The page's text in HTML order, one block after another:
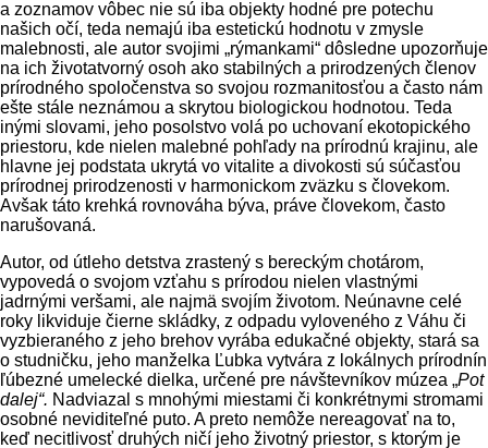
a zoznamov vôbec nie sú iba objekty hodné pre potechu
našich očí, teda ne­majú iba estetickú hodnotu v zmysle
malebnosti, ale autor svojimi „rýmankami“ dôsledne upo­zorňuje
na ich životatvorný osoh ako stabilných a prirodzených členov
prírodného spoločenstva so svojou rozmanitosťou a často nám
ešte stále neznámou a skrytou biologickou hodnotou. Teda
inými slovami, jeho posolstvo volá po uchovaní ekotopického
priestoru, kde nielen malebné po­hľady na prírodnú krajinu, ale
hlavne jej podstata ukrytá vo vitalite a divokosti sú súčasťou
prírod­nej prirodzenosti v harmonickom zväzku s člove­kom.
Avšak táto krehká rovnováha býva, prá­ve človekom, často
narušovaná.
Autor, od útleho detstva zrastený s bereckým chotárom,
vypovedá o svojom vzťahu s prírodou nielen vlastnými
jadrnými veršami, ale najmä svojím životom. Neúnavne celé
roky likviduje čierne skládky, z odpadu vyloveného z Váhu či
vyzbieraného z jeho brehov vyrába edukačné objekty, stará sa
o studničku, jeho manželka Ľubka vytvára z lo­kálnych prírodnín
ľúbezné umelecké dielka, urče­né pre návštevníkov múzea „Pot
dalej“. Nadviazal s mnohými miestami či konkrétnymi stromami
osobné neviditeľné puto. A preto nemôže nerea­govať na to,
keď necitlivosť druhých ničí jeho ži­votný priestor, s ktorým je